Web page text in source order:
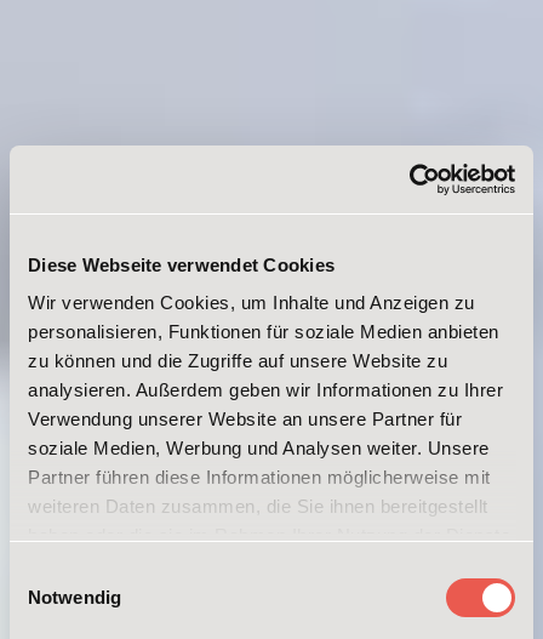
Diese Webseite verwendet Cookies
Wir verwenden Cookies, um Inhalte und Anzeigen zu
personalisieren, Funktionen für soziale Medien anbieten
zu können und die Zugriffe auf unsere Website zu
analysieren. Außerdem geben wir Informationen zu Ihrer
Verwendung unserer Website an unsere Partner für
soziale Medien, Werbung und Analysen weiter. Unsere
Partner führen diese Informationen möglicherweise mit
weiteren Daten zusammen, die Sie ihnen bereitgestellt
unsererDatenschutzerklärung Impressum
Notwendig